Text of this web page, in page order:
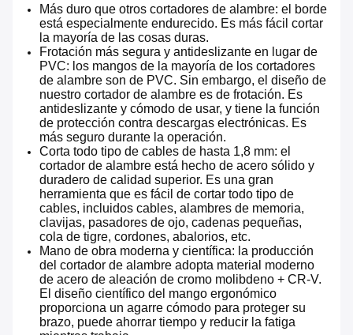
Más duro que otros cortadores de alambre: el borde
está especialmente endurecido. Es más fácil cortar
la mayoría de las cosas duras.
Frotación más segura y antideslizante en lugar de
PVC: los mangos de la mayoría de los cortadores
de alambre son de PVC. Sin embargo, el diseño de
nuestro cortador de alambre es de frotación. Es
antideslizante y cómodo de usar, y tiene la función
de protección contra descargas electrónicas. Es
más seguro durante la operación.
Corta todo tipo de cables de hasta 1,8 mm: el
cortador de alambre está hecho de acero sólido y
duradero de calidad superior. Es una gran
herramienta que es fácil de cortar todo tipo de
cables, incluidos cables, alambres de memoria,
clavijas, pasadores de ojo, cadenas pequeñas,
cola de tigre, cordones, abalorios, etc.
Mano de obra moderna y científica: la producción
del cortador de alambre adopta material moderno
de acero de aleación de cromo molibdeno + CR-V.
El diseño científico del mango ergonómico
proporciona un agarre cómodo para proteger su
brazo, puede ahorrar tiempo y reducir la fatiga